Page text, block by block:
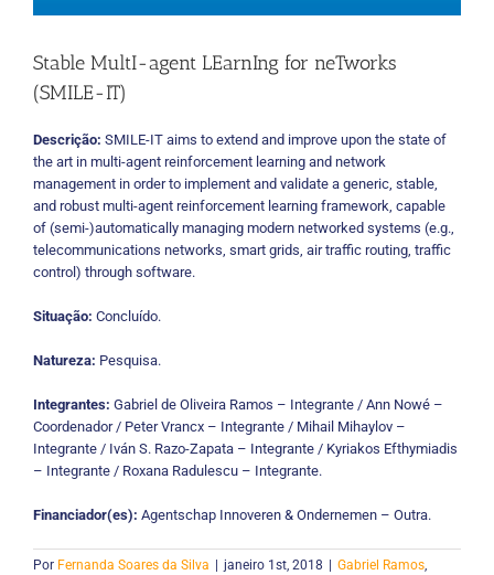
Stable MultI-agent LEarnIng for neTworks
(SMILE-IT)
Descrição: SMILE-IT aims to extend and improve upon the state of
the art in multi-agent reinforcement learning and network
management in order to implement and validate a generic, stable,
and robust multi-agent reinforcement learning framework, capable
of (semi-)automatically managing modern networked systems (e.g.,
telecommunications networks, smart grids, air traffic routing, traffic
control) through software.
Situação: Concluído.
Natureza: Pesquisa.
Integrantes: Gabriel de Oliveira Ramos – Integrante / Ann Nowé –
Coordenador / Peter Vrancx – Integrante / Mihail Mihaylov –
Integrante / Iván S. Razo-Zapata – Integrante / Kyriakos Efthymiadis
– Integrante / Roxana Radulescu – Integrante.
Financiador(es): Agentschap Innoveren & Ondernemen – Outra.
Por Fernanda Soares da Silva janeiro 1st, 2018 Gabriel Ramos,